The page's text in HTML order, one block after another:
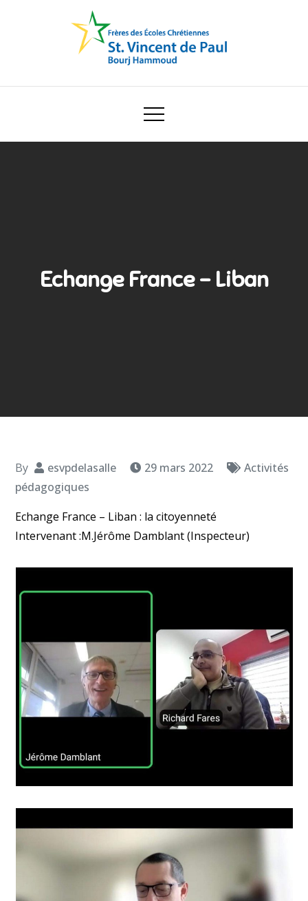
Ecole Saint Vincent de Paul
Echange France – Liban
By esvpdelasalle 29 mars 2022
Activités
pédagogiques
Echange France – Liban : la citoyenneté
Intervenant :M.Jérôme Damblant (Inspecteur)